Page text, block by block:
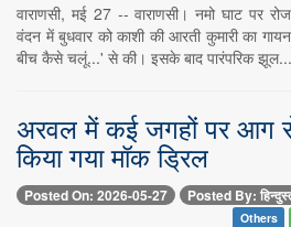
वाराणसी, मई 27 -- वाराणसी। नमो घाट पर
वंदन में बुधवार को काशी की आरती कुमारी का
बीच कैसे चलूं...' से की। इसके बाद पारंपरिक झूल...
अरवल में कई जगहों पर आग
किया गया मॉक ड्रिल
Posted On: 2026-05-27 Posted By:
Others